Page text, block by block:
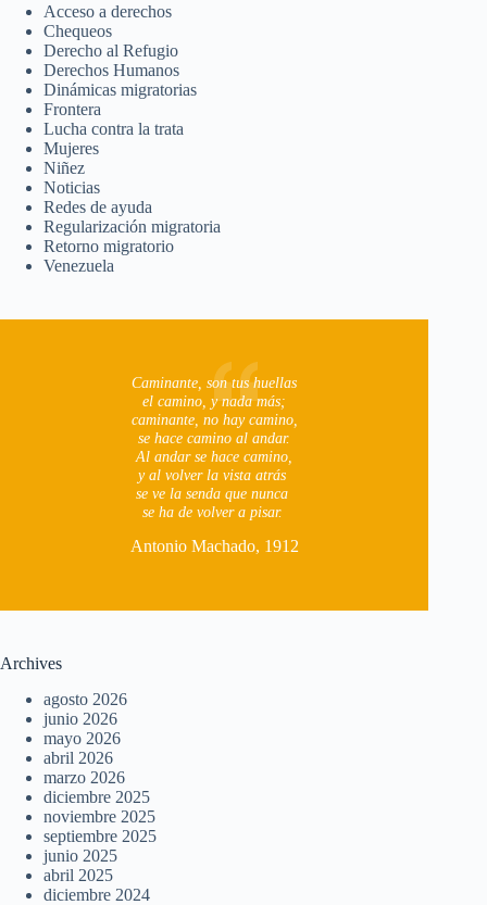
Acceso a derechos
Chequeos
Derecho al Refugio
Derechos Humanos
Dinámicas migratorias
Frontera
Lucha contra la trata
Mujeres
Niñez
Noticias
Redes de ayuda
Regularización migratoria
Retorno migratorio
Venezuela
Caminante, son tus huellas
el camino, y nada más;
caminante, no hay camino,
se hace camino al andar.
Al andar se hace camino,
y al volver la vista atrás
se ve la senda que nunca
se ha de volver a pisar.
Antonio Machado, 1912
Archives
agosto 2026
junio 2026
mayo 2026
abril 2026
marzo 2026
diciembre 2025
noviembre 2025
septiembre 2025
junio 2025
abril 2025
diciembre 2024